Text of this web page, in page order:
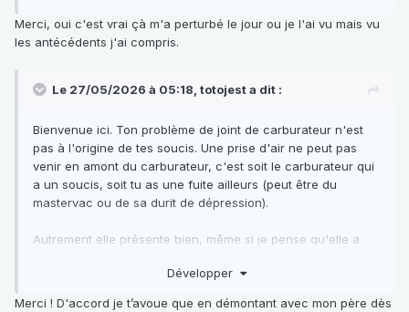
Merci, oui c'est vrai çà m'a perturbé le jour ou je l'ai vu mais vu
les antécédents j'ai compris.
Le 27/05/2026 à 05:18, totojesta dit :
Bienvenue ici. Ton problème de joint de carburateur n'est
pas à l'origine de tes soucis. Une prise d'air ne peut pas
venir en amont du carburateur, c'est soit le carburateur qui
a un soucis, soit tu as une fuite ailleurs (peut être du
mastervac ou de sa durit de dépression).
Autrement elle présente bien, même si je pense qu'elle a
Développer
Merci ! D'accord je t’avoue que en démontant avec mon père dès